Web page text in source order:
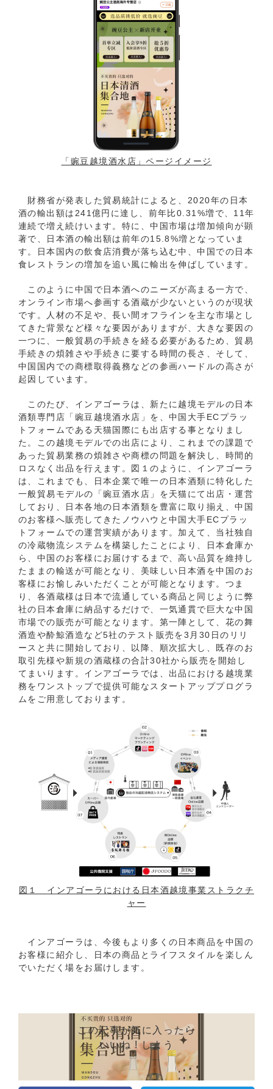
「豌豆越境酒水店」ページイメージ
財務省が発表した貿易統計によると、2020年の日本
酒の輸出額は241億円に達し、前年比0.31%増で、11年
連続で増え続けいます。特に、中国市場は増加傾向が顕
著で、日本酒の輸出額は前年の15.8%増となっていま
す。日本国内の飲食店消費が落ち込む中、中国での日本
食レストランの増加を追い風に輸出を伸ばしています。
このように中国で日本酒へのニーズが高まる一方で、
オンライン市場へ参画する酒蔵が少ないというのが現状
です。人材の不足や、長い間オフラインを主な市場とし
てきた背景など様々な要因がありますが、大きな要因の
一つに、一般貿易の手続きを経る必要があるため、貿易
手続きの煩雑さや手続きに要する時間の長さ、そして、
中国国内での商標取得義務などの参画ハードルの高さが
起因しています。
このたび、インアゴーラは、新たに越境モデルの日本
酒類専門店「豌豆越境酒水店」を、中国大手ECプラッ
トフォームである天猫国際にも出店する事となりまし
た。この越境モデルでの出店により、これまでの課題で
あった貿易業務の煩雑さや商標の問題を解決し、時間的
ロスなく出品を行えます。図１のように、インアゴーラ
は、これまでも、日本企業で唯一の日本酒類に特化した
一般貿易モデルの「豌豆酒水店」を天猫にて出店・運営
しており、日本各地の日本酒類を豊富に取り揃え、中国
のお客様へ販売してきたノウハウと中国大手ECプラッ
トフォームでの運営実績があります。加えて、当社独自
の冷蔵物流システムを構築したことにより、日本倉庫か
ら、中国のお客様にお届けするまで、高い品質を維持し
たままの輸送が可能となり、美味しい日本酒を中国のお
客様にお愉しみいただくことが可能となります。つま
り、各酒蔵様は日本で流通している商品と同じように弊
社の日本倉庫に納品するだけで、一気通貫で巨大な中国
市場での販売が可能となります。第一陣として、花の舞
酒造や酔鯨酒造など5社のテスト販売を3月30日のリリ
ースと共に開始しており、以降、順次拡大し、既存のお
取引先様や新規の酒蔵様の合計30社から販売を開始し
てまいります。インアゴーラでは、出品における越境業
務をワンストップで提供可能なスタートアッププログラ
ムをご用意しております。
図１ インアゴーラにおける日本酒越境事業ストラクチ
ャー
インアゴーラは、今後もより多くの日本商品を中国の
お客様に紹介し、日本の商品とライフスタイルを楽しん
でいただく場をお届けします。
この記事が気に入ったら
いいね ! しよう